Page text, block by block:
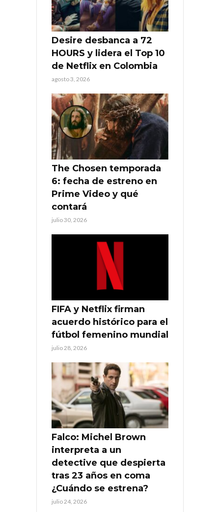
Desire desbanca a 72
HOURS y lidera el Top 10
de Netflix en Colombia
agosto 3, 2026
The Chosen temporada
6: fecha de estreno en
Prime Video y qué
contará
julio 30, 2026
FIFA y Netflix firman
acuerdo histórico para el
fútbol femenino mundial
julio 28, 2026
Falco: Michel Brown
interpreta a un
detective que despierta
tras 23 años en coma
¿Cuándo se estrena?
julio 24, 2026